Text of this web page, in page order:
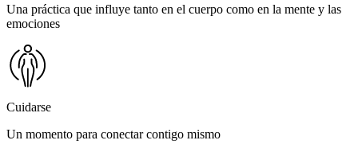
Una práctica que influye tanto en el cuerpo como en la mente y las
emociones
Cuidarse
Un momento para conectar contigo mismo